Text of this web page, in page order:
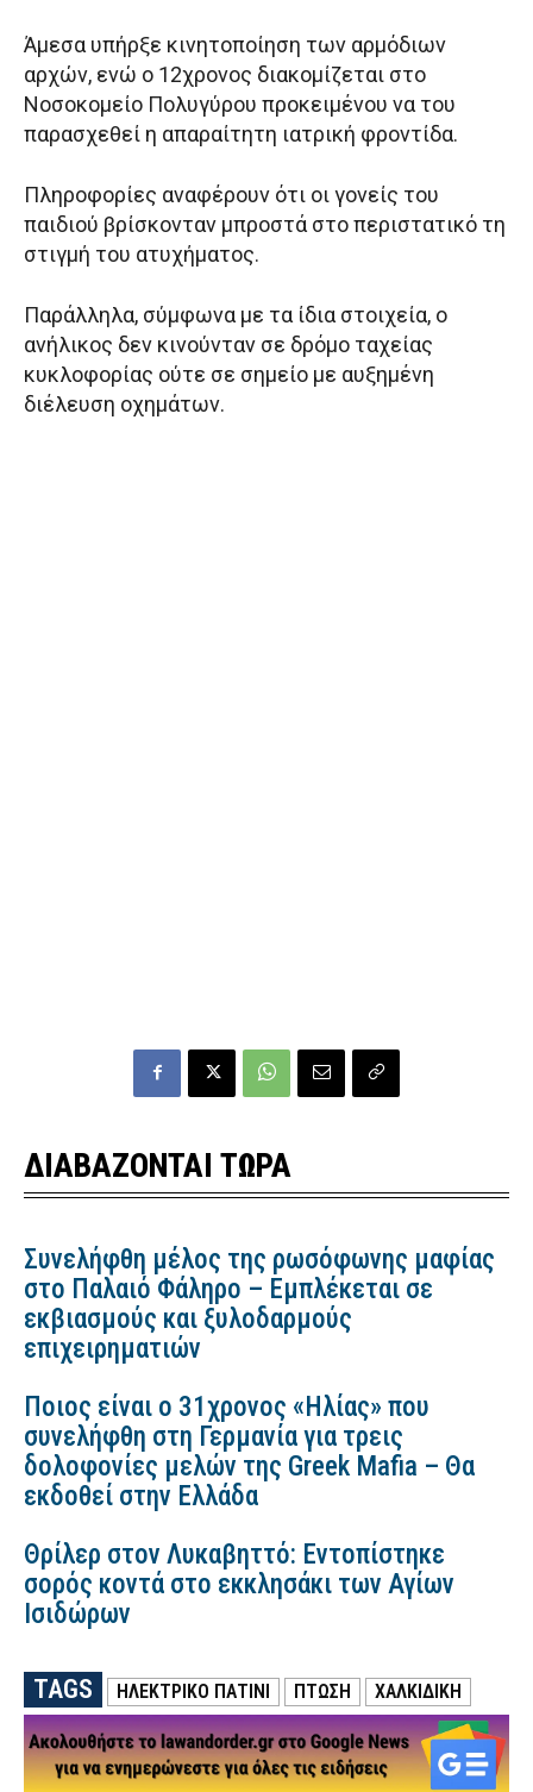
Άμεσα υπήρξε κινητοποίηση των αρμόδιων
αρχών, ενώ ο 12χρονος διακομίζεται στο
Νοσοκομείο Πολυγύρου προκειμένου να του
παρασχεθεί η απαραίτητη ιατρική φροντίδα.
Πληροφορίες αναφέρουν ότι οι γονείς του
παιδιού βρίσκονταν μπροστά στο περιστατικό τη
στιγμή του ατυχήματος.
Παράλληλα, σύμφωνα με τα ίδια στοιχεία, ο
ανήλικος δεν κινούνταν σε δρόμο ταχείας
κυκλοφορίας ούτε σε σημείο με αυξημένη
διέλευση οχημάτων.
ΔΙΑΒΑΖΟΝΤΑΙ ΤΩΡΑ
Συνελήφθη μέλος της ρωσόφωνης μαφίας
στο Παλαιό Φάληρο – Εμπλέκεται σε
εκβιασμούς και ξυλοδαρμούς
επιχειρηματιών
Ποιος είναι ο 31χρονος «Ηλίας» που
συνελήφθη στη Γερμανία για τρεις
δολοφονίες μελών της Greek Mafia – Θα
εκδοθεί στην Ελλάδα
Θρίλερ στον Λυκαβηττό: Εντοπίστηκε
σορός κοντά στο εκκλησάκι των Αγίων
Ισιδώρων
TAGS ΗΛΕΚΤΡΙΚΟ ΠΑΤΙΝΙ ΠΤΩΣΗ ΧΑΛΚΙΔΙΚΗ